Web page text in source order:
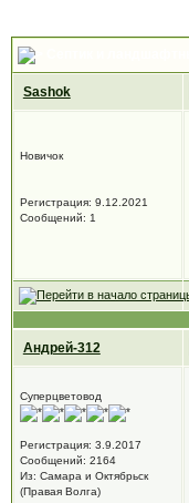
Sashok
Новичок
Регистрация: 9.12.2021
Сообщений: 1
Андрей-312
Суперцветовод
Регистрация: 3.9.2017
Сообщений: 2164
Из: Самара и Октябрьск
(Правая Волга)